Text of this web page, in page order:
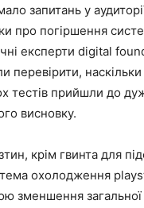
запитань у
про погіршення
експерти digital
перевірити, наскільки
тестів прийшли до
висновку.
крім гвинта для
охолодження
зменшення